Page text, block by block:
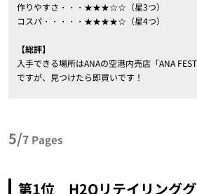
作りやすさ・・・★★★☆☆（星3つ）
コスパ・・・・・★★★★☆（星4つ）
【総評】
入手できる場所はANAの空港内売店「ANA
ですが、見つけたら即買いです！
5/7 Pages
第1位 H2Oリテイリング